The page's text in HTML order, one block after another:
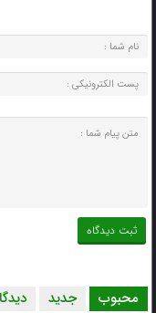
محبوب جدید